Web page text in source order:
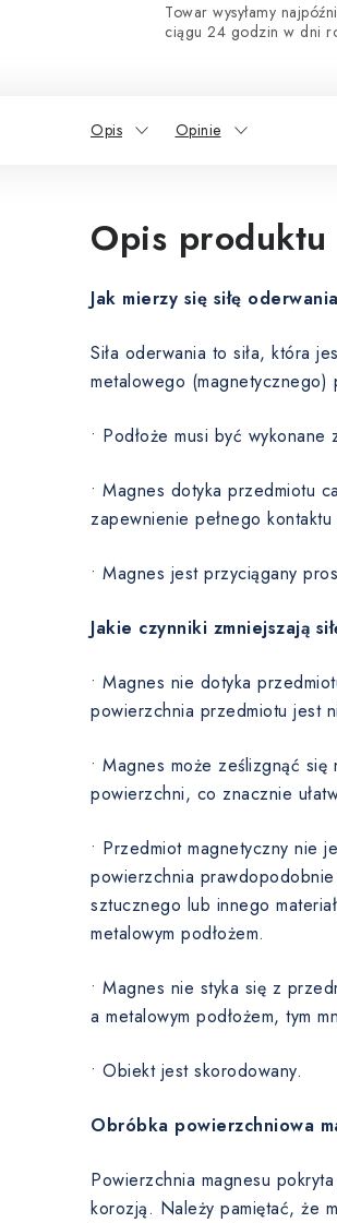
Towar wysyłamy
ciągu 24 godzin w dni
Opis Opinie
Opis produktu
Jak mierzy się siłę
Siła oderwania to siła, która
metalowego (magnetycznego)
• Podłoże musi być
• Magnes dotyka przedmiotu
zapewnienie pełnego
• Magnes jest przyciągany
Jakie czynniki zmniejszają
• Magnes nie dotyka
powierzchnia przedmiotu jest
• Magnes może ześlizgnąć
powierzchni, co znacznie
• Przedmiot magnetyczny nie
powierzchnia
sztucznego lub innego
metalowym podłożem.
• Magnes nie styka się z
a metalowym podłożem, tym
• Obiekt jest skorodowany.
Obróbka powierzchniowa
Powierzchnia magnesu
korozją. Należy pamiętać, że